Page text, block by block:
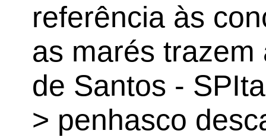
referência às
as marés
de Santos -
> penhasco